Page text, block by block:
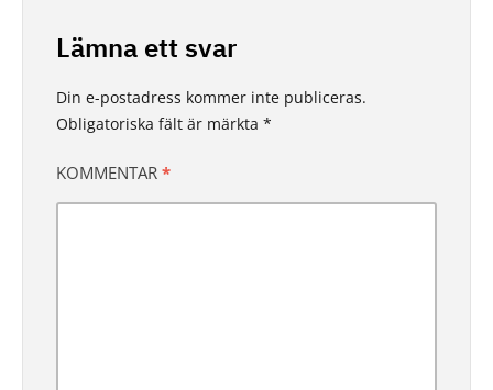
Lämna ett svar
Din e-postadress kommer inte publiceras.
Obligatoriska fält är märkta *
KOMMENTAR *